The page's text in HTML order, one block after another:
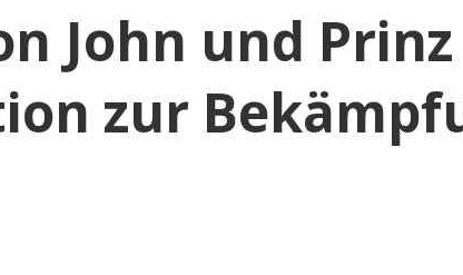
John und
zur